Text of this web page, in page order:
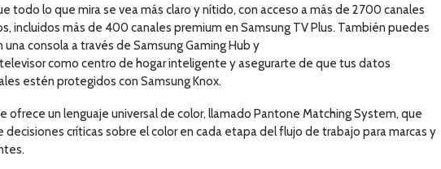
todo lo que mira se vea más claro y nítido, con acceso a más de 2700 canales
incluidos más de 400 canales premium en Samsung TV Plus. También puedes
una consola a través de Samsung Gaming Hub y
como centro de hogar inteligente y asegurarte de que tus datos
estén protegidos con Samsung Knox.
ofrece un lenguaje universal de color, llamado Pantone Matching System, que
decisiones críticas sobre el color en cada etapa del flujo de trabajo para marcas y